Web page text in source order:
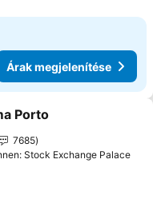
Árak megjelenítése
a kedvencekhez
Porto
7685
Stock Exchange Palace